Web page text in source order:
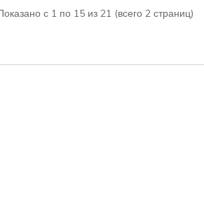
с 1 по 15 из 21 (всего 2 страниц)